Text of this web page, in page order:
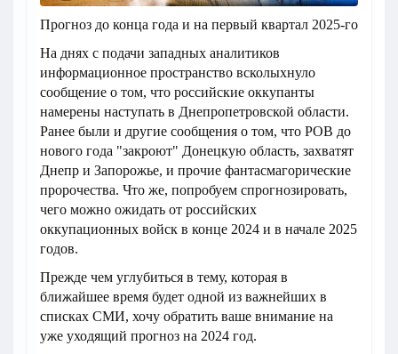
Прогноз до конца года и на первый квартал 2025-го
На днях с подачи западных аналитиков
информационное пространство всколыхнуло
сообщение о том, что российские оккупанты
намерены наступать в Днепропетровской области.
Ранее были и другие сообщения о том, что РОВ до
нового года "закроют" Донецкую область, захватят
Днепр и Запорожье, и прочие фантасмагорические
пророчества. Что же, попробуем спрогнозировать,
чего можно ожидать от российских
оккупационных войск в конце 2024 и в начале 2025
годов.
Прежде чем углубиться в тему, которая в
ближайшее время будет одной из важнейших в
списках СМИ, хочу обратить ваше внимание на
уже уходящий прогноз на 2024 год.